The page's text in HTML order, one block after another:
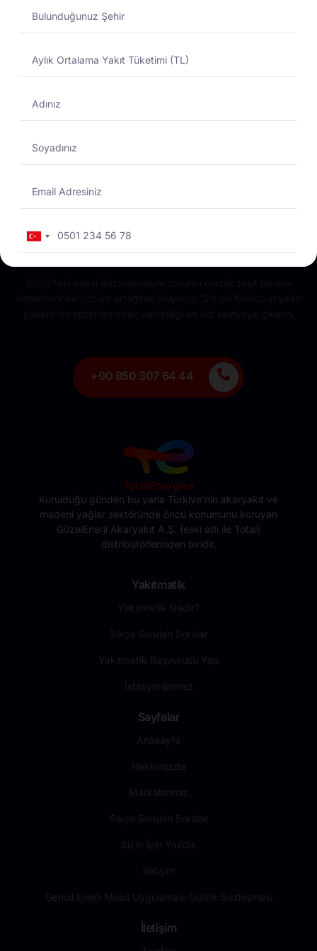
Yakıtmatikte Güvenilir
Partneriniz
+90 850 307 64 44
Kurulduğu günden bu yana Türkiye’nin akaryakıt ve
madeni yağlar sektöründe öncü konumunu koruyan
GüzelEnerji Akaryakıt A.Ş. (eski adı ile Total)
distribütörlerinden biridir.
Yakıtmatik
Yakıtmatik Nedir?
Sıkça Sorulan Sorular
Yakıtmatik Başvurusu Yap
İstasyonlarımız
Sayfalar
Anasayfa
Hakkımızda
Markalarımız
Sıkça Sorulan Sorular
Sizin İçin Yazdık
İletişim
Genoil Enerji Mobil Uygulaması Gizlilik Sözleşmesi
İletişim
Turkey
+90